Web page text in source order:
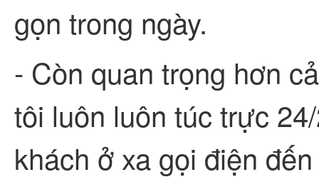
gọn trong ngày.
- Còn quan trọng hơn
tôi luôn luôn túc trực
khách ở xa gọi điện